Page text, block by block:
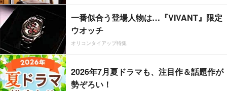
一番似合う登場人物は…『VIVANT』限定
ウオッチ
オリコンタイアップ特集
2026年7月夏ドラマも、注目作＆話題作が
勢ぞろい！